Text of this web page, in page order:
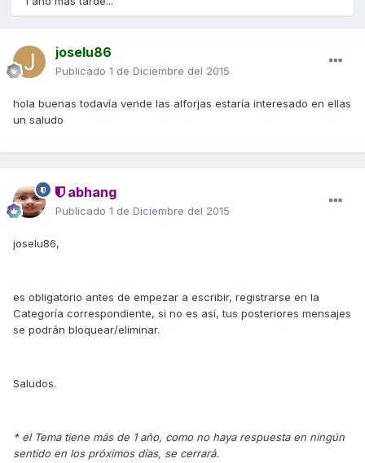
joselu86
Publicado 1 de Diciembre del 2015
hola buenas todavía vende las alforjas estaría interesado en ellas
un saludo
abhang
Publicado 1 de Diciembre del 2015
joselu86,
es obligatorio antes de empezar a escribir, registrarse en la
Categoría correspondiente, si no es así, tus posteriores mensajes
se podrán bloquear/eliminar.
Saludos.
* el Tema tiene más de 1 año, como no haya respuesta en ningún
sentido en los próximos días, se cerrará.